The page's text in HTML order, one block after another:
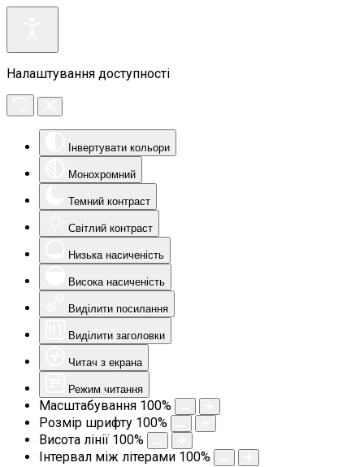
Налаштування доступності
Інвертувати кольори
Монохромний
Темний контраст
Світлий контраст
Низька насиченість
Висока насиченість
Виділити посилання
Виділити заголовки
Читач з екрана
Режим читання
Масштабування 100%
Розмір шрифту 100%
Висота лінії 100%
Інтервал між літерами 100%